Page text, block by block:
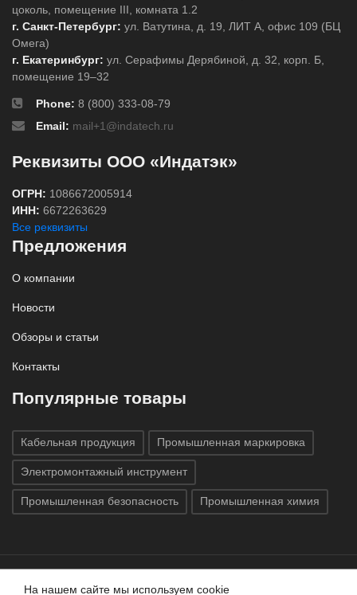
цоколь, помещение III, комната 1.2
г. Санкт-Петербург: ул. Ватутина, д. 19, ЛИТ А, офис 109 (БЦ
Омега)
г. Екатеринбург: ул. Серафимы Дерябиной, д. 32, корп. Б,
помещение 19–32
Phone: 8 (800) 333-08-79
Email: mail+1@indatech.ru
Реквизиты ООО «Индатэк»
ОГРН: 1086672005914
ИНН: 6672263629
Все реквизиты
Предложения
О компании
Новости
Обзоры и статьи
Контакты
Популярные товары
Кабельная продукция Промышленная маркировка
Электромонтажный инструмент
Промышленная безопасность Промышленная химия
На нашем сайте мы используем cookie